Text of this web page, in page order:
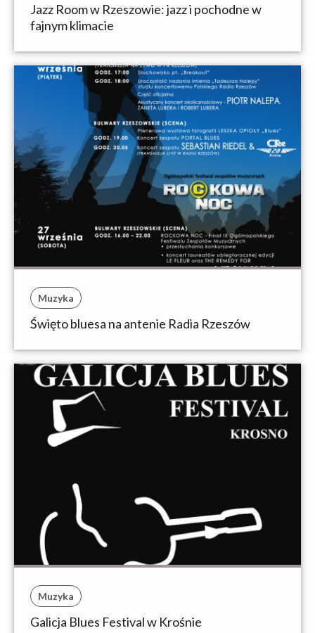
Jazz Room w Rzeszowie: jazz i pochodne w
fajnym klimacie
Muzyka
Święto bluesa na antenie Radia Rzeszów
Muzyka
Galicja Blues Festival w Krośnie